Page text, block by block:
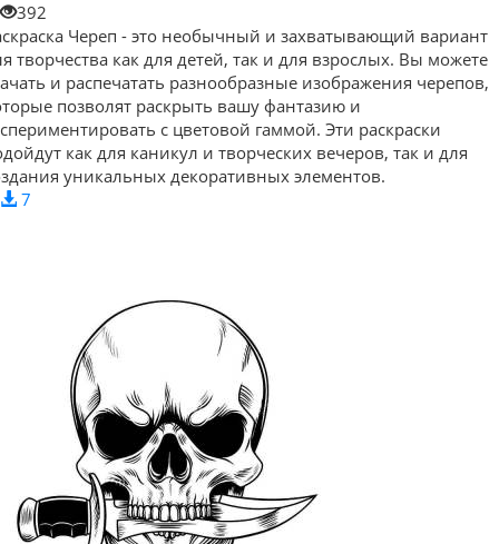
392
Череп - это необычный и захватывающий вариант
творчества как для детей, так и для взрослых. Вы можете
и распечатать разнообразные изображения черепов,
позволят раскрыть вашу фантазию и
с цветовой гаммой. Эти раскраски
как для каникул и творческих вечеров, так и для
уникальных декоративных элементов.
7